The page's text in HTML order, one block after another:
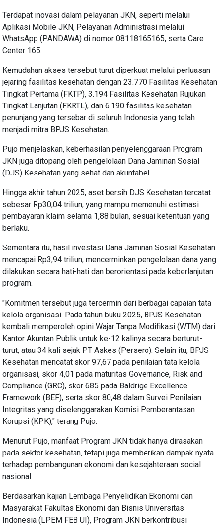
Terdapat inovasi dalam pelayanan JKN, seperti melalui
Aplikasi Mobile JKN, Pelayanan Administrasi melalui
WhatsApp (PANDAWA) di nomor 08118165165, serta Care
Center 165.
Kemudahan akses tersebut turut diperkuat melalui perluasan
jejaring fasilitas kesehatan dengan 23.770 Fasilitas Kesehatan
Tingkat Pertama (FKTP), 3.194 Fasilitas Kesehatan Rujukan
Tingkat Lanjutan (FKRTL), dan 6.190 fasilitas kesehatan
penunjang yang tersebar di seluruh Indonesia yang telah
menjadi mitra BPJS Kesehatan.
Pujo menjelaskan, keberhasilan penyelenggaraan Program
JKN juga ditopang oleh pengelolaan Dana Jaminan Sosial
(DJS) Kesehatan yang sehat dan akuntabel.
Hingga akhir tahun 2025, aset bersih DJS Kesehatan tercatat
sebesar Rp30,04 triliun, yang mampu memenuhi estimasi
pembayaran klaim selama 1,88 bulan, sesuai ketentuan yang
berlaku.
Sementara itu, hasil investasi Dana Jaminan Sosial Kesehatan
mencapai Rp3,94 triliun, mencerminkan pengelolaan dana yang
dilakukan secara hati-hati dan berorientasi pada keberlanjutan
program.
"Komitmen tersebut juga tercermin dari berbagai capaian tata
kelola organisasi. Pada tahun buku 2025, BPJS Kesehatan
kembali memperoleh opini Wajar Tanpa Modifikasi (WTM) dari
Kantor Akuntan Publik untuk ke-12 kalinya secara berturut-
turut, atau 34 kali sejak PT Askes (Persero). Selain itu, BPJS
Kesehatan mencatat skor 97,67 pada penilaian tata kelola
organisasi, skor 4,01 pada maturitas Governance, Risk and
Compliance (GRC), skor 685 pada Baldrige Excellence
Framework (BEF), serta skor 80,48 dalam Survei Penilaian
Integritas yang diselenggarakan Komisi Pemberantasan
Korupsi (KPK)," terang Pujo.
Menurut Pujo, manfaat Program JKN tidak hanya dirasakan
pada sektor kesehatan, tetapi juga memberikan dampak nyata
terhadap pembangunan ekonomi dan kesejahteraan social
nasional.
Berdasarkan kajian Lembaga Penyelidikan Ekonomi dan
Masyarakat Fakultas Ekonomi dan Bisnis Universitas
Indonesia (LPEM FEB UI), Program JKN berkontribusi